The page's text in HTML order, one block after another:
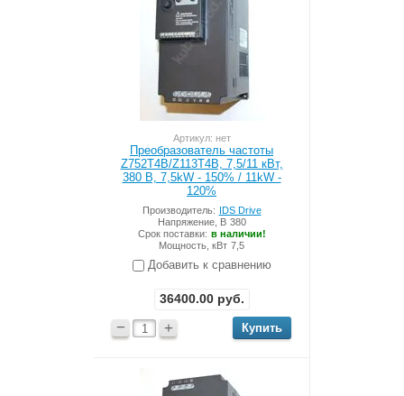
Артикул: нет
Преобразователь частоты
Z752T4B/Z113T4B, 7,5/11 кВт,
380 В, 7,5kW - 150% / 11kW -
120%
Производитель: IDS Drive
Напряжение, В 380
Срок поставки: в наличии!
Мощность, кВт 7,5
Добавить к сравнению
36400.00руб.
− +